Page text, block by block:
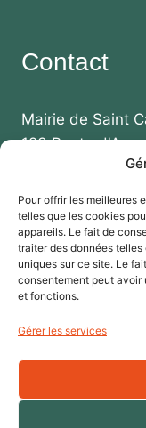
Pour offrir les meilleures
telles que les cookies
appareils. Le fait de
traiter des données
uniques sur ce site. Le
consentement peut
et fonctions.
Gérer les services
Contact
Mairie de Saint
123 Route
47270 SAINT
Téléphone :
+33 (0)5 53 99
+33 (0)5 53 95
Email : mairie-